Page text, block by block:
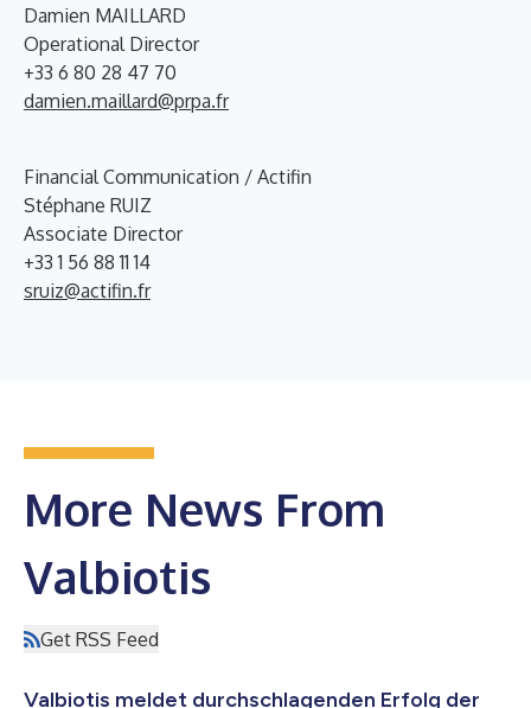
Damien MAILLARD
Operational Director
+33 6 80 28 47 70
damien.maillard@prpa.fr
Financial Communication / Actifin
Stéphane RUIZ
Associate Director
+33 1 56 88 11 14
sruiz@actifin.fr
More News From
Valbiotis
Get RSS Feed
Valbiotis meldet durchschlagenden Erfolg der